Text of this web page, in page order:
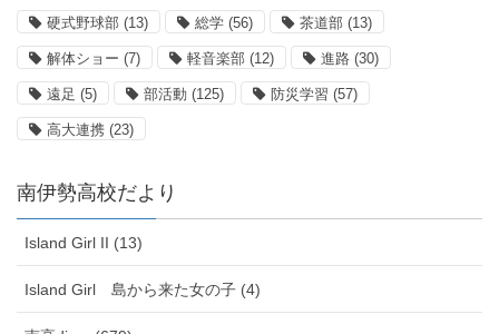
硬式野球部 (13) 総学 (56) 茶道部 (13)
解体ショー (7) 軽音楽部 (12) 進路 (30)
遠足 (5) 部活動 (125) 防災学習 (57)
高大連携 (23)
南伊勢高校だより
Island Girl II (13)
Island Girl 島から来た女の子 (4)